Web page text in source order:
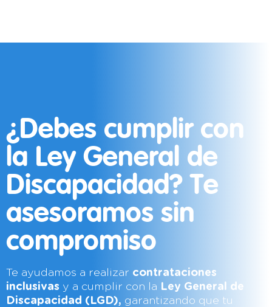
¿Debes cumplir con
la Ley General de
Discapacidad? Te
asesoramos sin
compromiso
Te ayudamos a realizar contrataciones
inclusivas y a cumplir con la Ley General de
Discapacidad (LGD), garantizando que tu